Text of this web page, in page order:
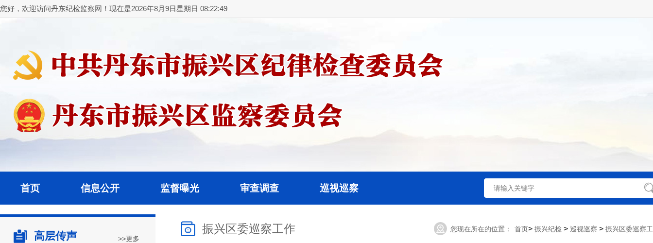
您好，欢迎访问丹东纪检监察网！现在是2026年8月9日星期日 08:22:50
首页 信息公开 监督曝光 审查调查 巡视巡察
高层传声 >>更多
振兴区委巡察工作 您现在所在的位置： 首页> 振兴纪检 > 巡视巡察 > 振兴区委巡察